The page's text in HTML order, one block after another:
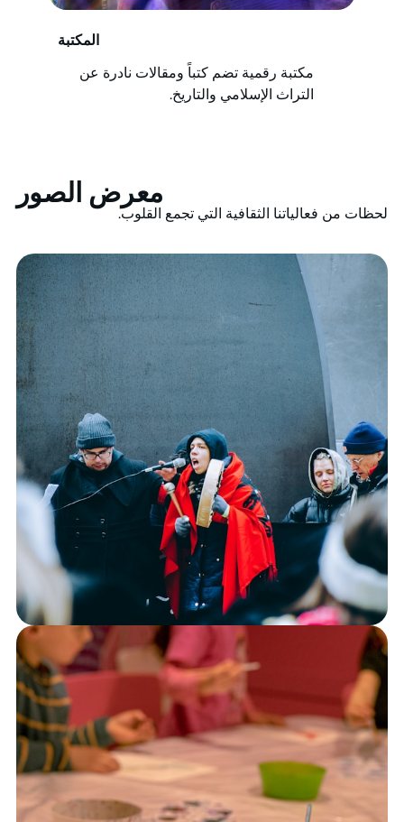
المكتبة
مكتبة رقمية تضم كتباً ومقالات نادرة عن
التراث الإسلامي والتاريخ.
معرض الصور
لحظات من فعالياتنا الثقافية التي تجمع القلوب.